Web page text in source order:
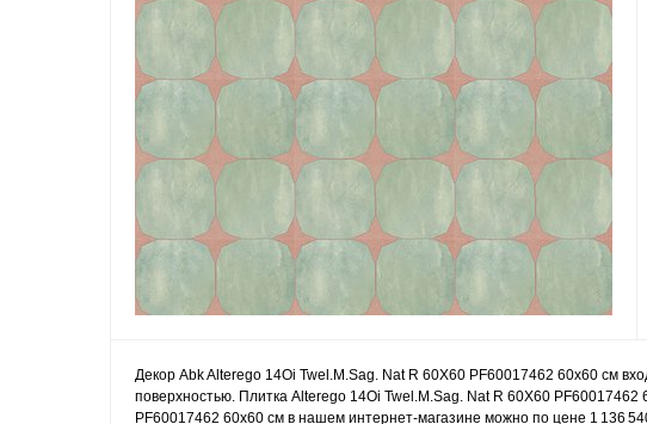
Декор Abk Alterego 14Oi Twel.M.Sag. Nat R 60X60 PF60017462 60x60 см
поверхностью. Плитка Alterego 14Oi Twel.M.Sag. Nat R 60X60
PF60017462 60x60 см в нашем интернет-магазине можно по цене 1 136